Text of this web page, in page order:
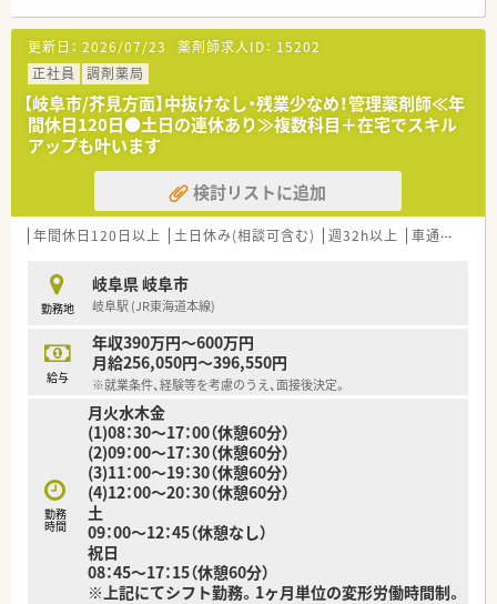
＼ 働く環境について ／
■勤務時間・曜日等はご相談に応じます。
ご希望お聞かせください。
■内科・精神科・外科・小児科・透析のほか、
近隣施設の処方箋も受付！幅広く経験を積むことが可能！
■ブランクある方・調剤未経験の方も応募OK！
■内科中心の処方内容ですので、基礎から応用まで幅広く学ぶこ
とが出来ます。
■薬剤師の在籍は10名以上！
教わりながら成長できる環境です。
■週20時間以上で社会保険への加入が可能です◎
■病院門前、クリニック門前等、
様々な処方を経験する事が可能です。
ゆとりある人員体制となっており、
落ち着いた環境で業務に臨めます！
■実務実習指導施設となっており、
毎年複数名の薬学生の受入実績あり！
■幅広い年齢層の方が活躍中♪
生活スタイルに合わせた勤務も相談可能です。
■年間休日120日以上！
夏季休暇・年末年始休暇もしっかり取得可能♪
■定年65歳制で長くご活躍いただけます。
＼ こんなところに注力しています ／
■薬局・薬剤師の質の向上、医学・薬学への寄与、
さらに地域住民の健康増進のため、
所属薬剤師が学会発表を積極的に行っています。
■キャリアアップに必要な研修環境の提供や、
更新日： 2026/07/23 薬剤師求人ID： 15202
正社員
調剤薬局
【岐阜市/芥見方面】中抜けなし・残業少なめ！管理薬剤師≪年
間休日120日●土日の連休あり≫複数科目＋在宅でスキル
アップも叶います
検討リストに追加
年間休日120日以上 土日休み(相談可含む) 週32h以上 車通勤可
勤務地
岐阜県 岐阜市
岐阜駅 (JR東海道本線)
給与
年収390万円～600万円
月給256,050円～396,550円
※就業条件、経験等を考慮のうえ、面接後決定。
勤務
時間
月火水木金
(1)08：30～17：00（休憩60分）
(2)09：00～17：30（休憩60分）
(3)11：00～19：30（休憩60分）
(4)12：00～20：30（休憩60分）
土
09：00～12：45（休憩なし）
祝日
08：45～17：15（休憩60分）
※上記にてシフト勤務。1ヶ月単位の変形労働時間制。